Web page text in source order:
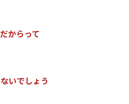
だからって
ないでしょ う